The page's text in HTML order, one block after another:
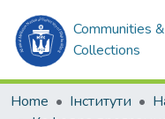
Communities &
Collections
Home Інститути